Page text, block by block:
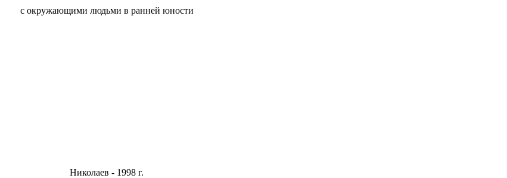
с окружающими людьми в ранней юности
Николаев - 1998 г.